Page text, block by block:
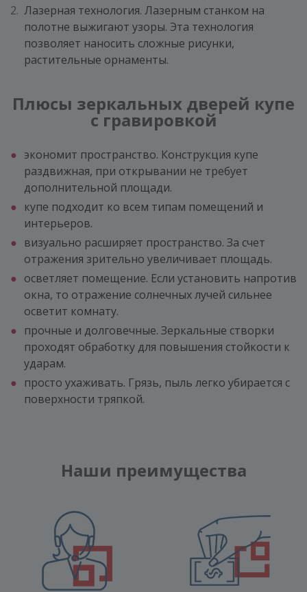
Лазерная технология. Лазерным станком на
полотне выжигают узоры. Эта технология
позволяет наносить сложные рисунки,
растительные орнаменты.
Плюсы зеркальных дверей купе
с гравировкой
экономит пространство. Конструкция купе
раздвижная, при открывании не требует
дополнительной площади.
купе подходит ко всем типам помещений и
интерьеров.
визуально расширяет пространство. За счет
отражения зрительно увеличивает площадь.
осветляет помещение. Если установить напротив
окна, то отражение солнечных лучей сильнее
осветит комнату.
прочные и долговечные. Зеркальные створки
проходят обработку для повышения стойкости к
ударам.
просто ухаживать. Грязь, пыль легко убирается с
поверхности тряпкой.
Наши преимущества